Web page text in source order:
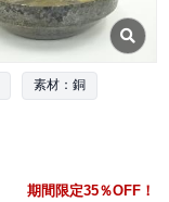
素材：銅
期間限定35％OFF！